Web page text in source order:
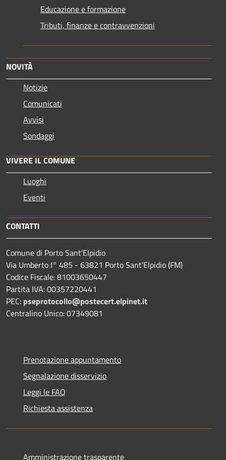
Educazione e formazione
Tributi, finanze e contravvenzioni
NOVITÀ
Notizie
Comunicati
Avvisi
Sondaggi
VIVERE IL COMUNE
Luoghi
Eventi
CONTATTI
Comune di Porto Sant'Elpidio
Via Umberto I° 485 - 63821 Porto Sant'Elpidio (FM)
Codice Fiscale: 81003650447
Partita IVA: 00357220441
PEC: pseprotocollo@postecert.elpinet.it
Centralino Unico: 07349081
Prenotazione appuntamento
Segnalazione disservizio
Leggi le FAQ
Richiesta assistenza
Amministrazione trasparente